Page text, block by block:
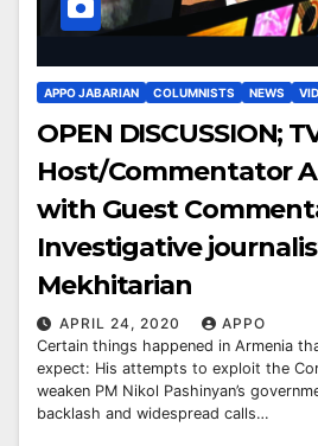
APPO JABARIAN COLUMNISTS NEWS
OPEN DISCUSSION;
Host/Commentator
with Guest
Investigative
Mekhitarian
APRIL 24, 2020
APPO
Certain things happened in Armenia
expect: His attempts to exploit the
weaken PM Nikol Pashinyan’s
backlash and widespread calls…